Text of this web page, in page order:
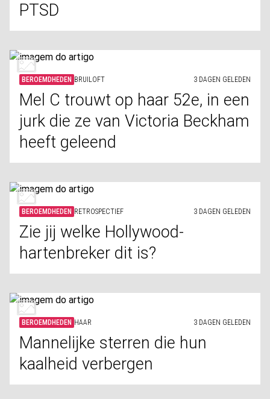
PTSD
BEROEMDHEDEN BRUILOFT 3 DAGEN GELEDEN
Mel C trouwt op haar 52e, in een
jurk die ze van Victoria Beckham
heeft geleend
BEROEMDHEDEN RETROSPECTIEF 3 DAGEN GELEDEN
Zie jij welke Hollywood-
hartenbreker dit is?
BEROEMDHEDEN HAAR 3 DAGEN GELEDEN
Mannelijke sterren die hun
kaalheid verbergen